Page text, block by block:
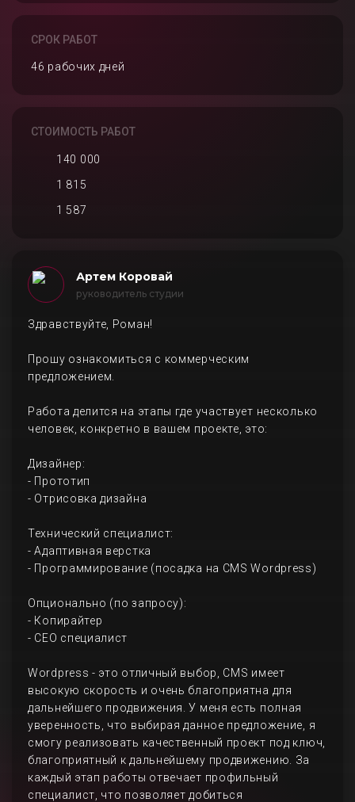
СРОК РАБОТ
46 рабочих дней
СТОИМОСТЬ РАБОТ
140 000
1 815
1 587
Артем Коровай
руководитель студии
Здравствуйте, Роман!
Прошу ознакомиться с коммерческим
предложением.
Работа делится на этапы где участвует несколько
человек, конкретно в вашем проекте, это:
Дизайнер:
- Прототип
- Отрисовка дизайна
Технический специалист:
- Адаптивная верстка
- Программирование (посадка на CMS Wordpress)
Опционально (по запросу):
- Копирайтер
- СЕО специалист
Wordpress - это отличный выбор, CMS имеет
высокую скорость и очень благоприятна для
дальнейшего продвижения. У меня есть полная
уверенность, что выбирая данное предложение, я
смогу реализовать качественный проект под ключ,
благоприятный к дальнейшему продвижению. За
каждый этап работы отвечает профильный
специалист, что позволяет добиться